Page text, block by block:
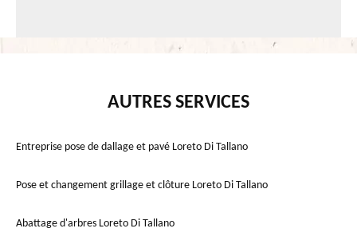
AUTRES SERVICES
Entreprise pose de dallage et pavé Loreto Di Tallano
Pose et changement grillage et clôture Loreto Di Tallano
Abattage d'arbres Loreto Di Tallano